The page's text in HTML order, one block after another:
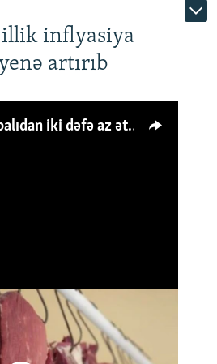
inflyasiya
artırıb
Azərbaycanlı avropalıdan iki dəfə az ət yeyir, amma... 'Qiymət artımı qaçılmazdır'